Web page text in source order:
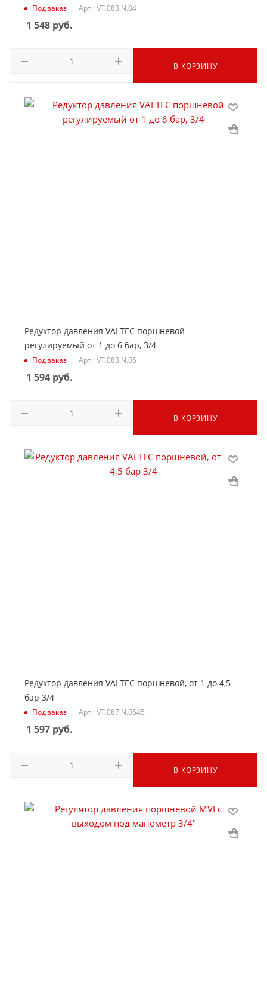
Под заказ Арт.: VT.083.N.04
1 548 руб.
В КОРЗИНУ
Редуктор давления VALTEC поршневой
регулируемый от 1 до 6 бар, 3/4
Под заказ Арт.: VT.083.N.05
1 594 руб.
В КОРЗИНУ
Редуктор давления VALTEC поршневой, от 1 до 4,5
бар 3/4
Под заказ Арт.: VT.087.N.0545
1 597 руб.
В КОРЗИНУ